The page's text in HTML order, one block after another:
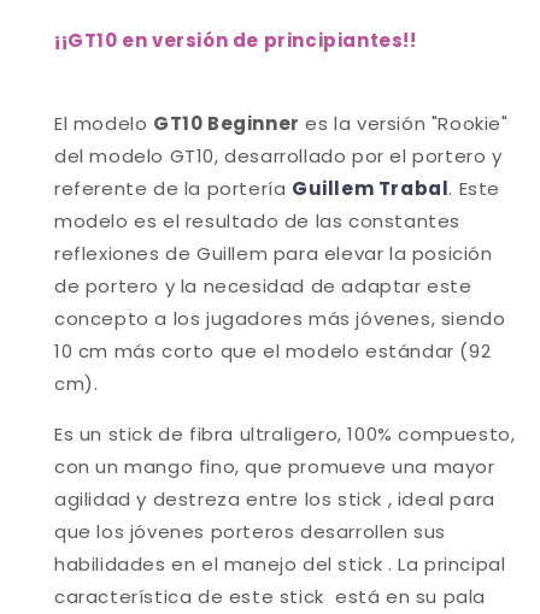
¡¡GT10 en versión de principiantes!!
El modelo GT10 Beginner es la versión "Rookie"
del modelo GT10, desarrollado por el portero y
referente de la portería Guillem Trabal. Este
modelo es el resultado de las constantes
reflexiones de Guillem para elevar la posición
de portero y la necesidad de adaptar este
concepto a los jugadores más jóvenes, siendo
10 cm más corto que el modelo estándar (92
cm).
Es un stick de fibra ultraligero, 100% compuesto,
con un mango fino, que promueve una mayor
agilidad y destreza entre los stick , ideal para
que los jóvenes porteros desarrollen sus
habilidades en el manejo del stick . La principal
característica de este stick está en su pala